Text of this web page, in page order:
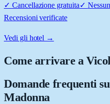
✓ Cancellazione gratuita✓
Recensioni verificate
Vedi gli hotel →
Come arrivare a
Domande frequenti su
Madonna